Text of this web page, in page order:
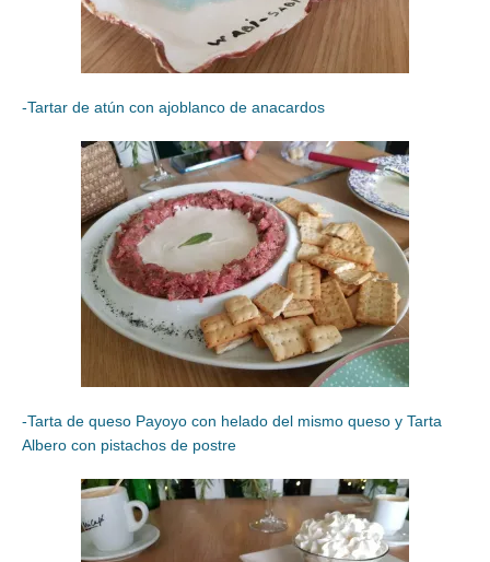
-Tartar de atún con ajoblanco de anacardos
-Tarta de queso Payoyo con helado del mismo queso y Tarta
Albero con pistachos de postre